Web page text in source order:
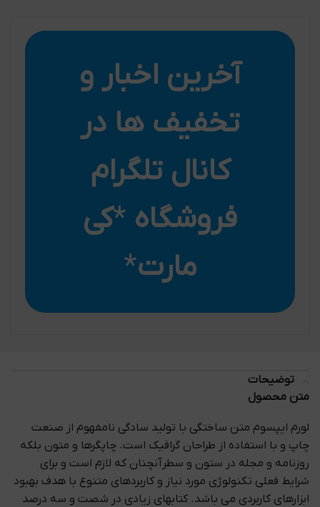
آخرین اخبار و
تخفیف ها در
کانال تلگرام
فروشگاه *کی
مارت*
توضیحات
متن محصول
لورم ایپسوم متن ساختگی با تولید سادگی نامفهوم از صنعت
چاپ و با استفاده از طراحان گرافیک است. چاپگرها و متون بلکه
روزنامه و مجله در ستون و سطرآنچنان که لازم است و برای
شرایط فعلی تکنولوژی مورد نیاز و کاربردهای متنوع با هدف بهبود
ابزارهای کاربردی می باشد. کتابهای زیادی در شصت و سه درصد